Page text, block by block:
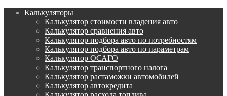
Калькуляторы
Калькулятор стоимости владения авто
Калькулятор сравнения авто
Калькулятор подбора авто по потребностям
Калькулятор подбора авто по параметрам
Калькулятор ОСАГО
Калькулятор транспортного налога
Калькулятор растаможки автомобилей
Калькулятор автокредита